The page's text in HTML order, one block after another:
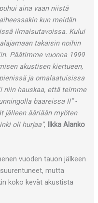
aina vaan niistä
kun meidän
ilmaisutavoissa. Kului
takaisin noihin
Päätimme vuonna 1999
akustisen kiertueen,
ja omalaatuisissa
niin hauskaa, että teimme
baareissa II” -
jälleen ääriään myöten
oli hurjaa”, Ilkka Alanko
vuoden tauon jälkeen
mutta
koko kevät akustista